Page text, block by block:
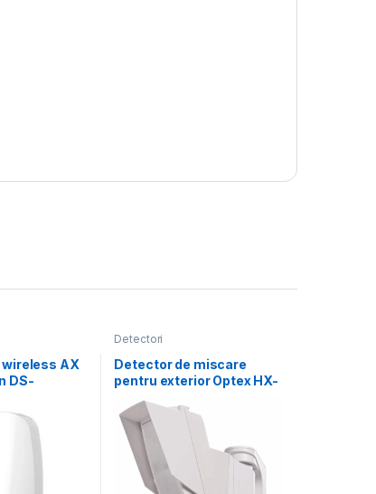
wireless AX
DS-
Detectori
Detector de miscare
pentru exterior Optex HX-
80(C); arie de acoperire